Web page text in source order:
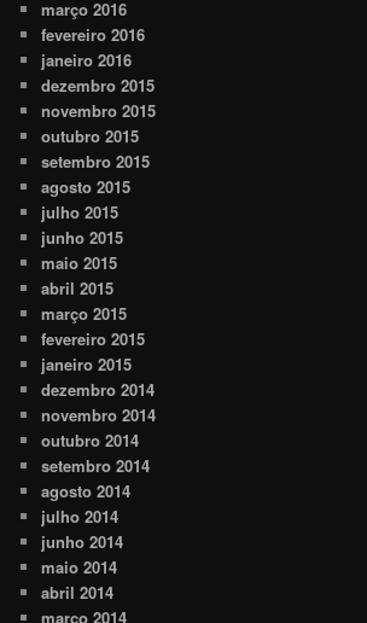
março 2016
fevereiro 2016
janeiro 2016
dezembro 2015
novembro 2015
outubro 2015
setembro 2015
agosto 2015
julho 2015
junho 2015
maio 2015
abril 2015
março 2015
fevereiro 2015
janeiro 2015
dezembro 2014
novembro 2014
outubro 2014
setembro 2014
agosto 2014
julho 2014
junho 2014
maio 2014
abril 2014
março 2014